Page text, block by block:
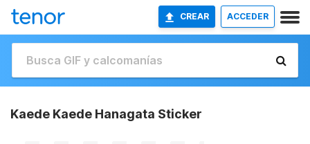
CREAR ACCEDER
Kaede Kaede Hanagata Sticker